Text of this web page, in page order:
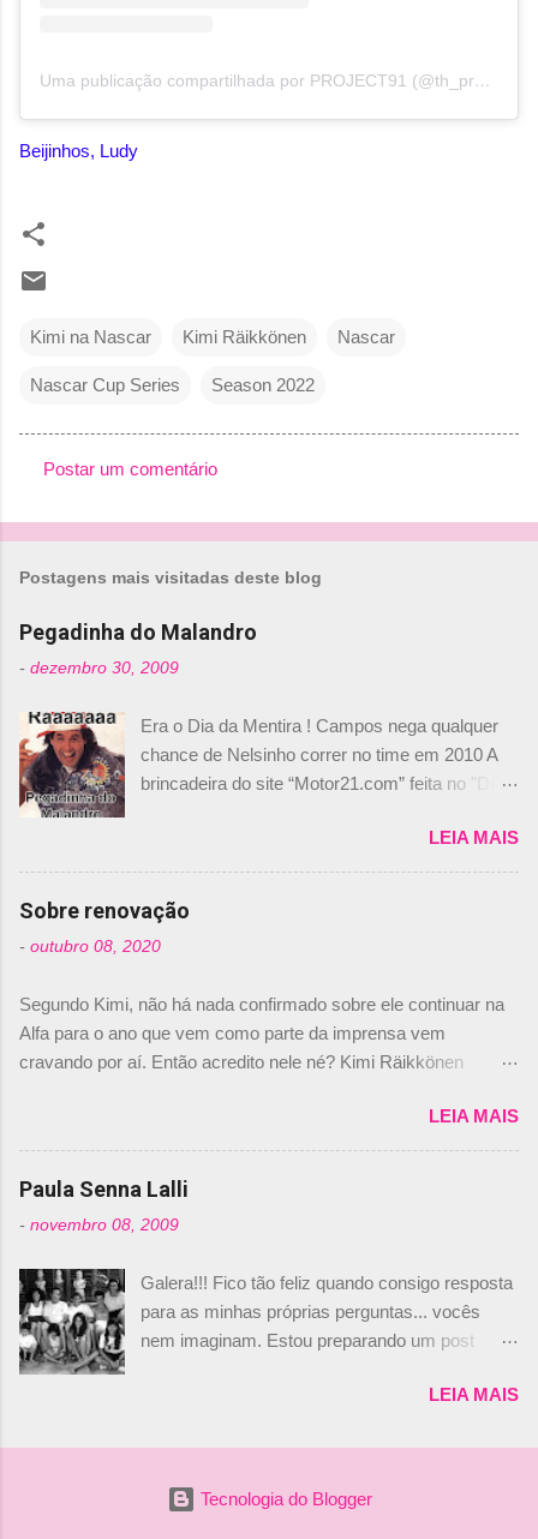
Uma publicação compartilhada por PROJECT91 (@th_project91)
Beijinhos, Ludy
Kimi na Nascar Kimi Räikkönen Nascar
Nascar Cup Series Season 2022
o
n
t
r
i
o
Postar um comentário
Postagens mais visitadas deste blog
Pegadinha do Malandro
- dezembro 30, 2009
Era o Dia da Mentira ! Campos nega qualquer
chance de Nelsinho correr no time em 2010 A
brincadeira do site “Motor21.com” feita no "Día
de abril –, afirmando que Nelson Piquet havia
comprado 15% das ações da Campos, dando,
com isso, um lugar no time a Nelsinho Piquet,
foi esclarecida de uma vez por todas por
Daniele Audetto, diretor da escuderia. O
não será o companheiro de Bruno Senna em
2010. "Na verdade, nós recebemos uma oferta
de Piquet", admitiu Audetto. “Mas depois de ter
dois brasileiros”, explicou, dizendo ainda que
não tem nada contra o filho do tricampeão
Nelson Piquet. “Ele é um bom piloto, rápido e
experiente.” Audetto disse ainda que a suposta
não corresponde à realidade. “O suposto 15%
de investimento seria menor do que aquilo que
outros pilotos podem trazer: italianos, r...
LEIA MAIS
Sobre renovação
- outubro 08, 2020
Segundo Kimi, não há nada confirmado sobre ele continuar na
Alfa para o ano que vem como parte da imprensa vem
cravando por aí. Então acredito nele né? Kimi Räikkönen
truth but I’ve never had an option in my contract so that’s
should, pretty much, tell you that it’s not true." #Kimi7 #EifelGP
#AlfaRomeoRacing pic.twitter.com/77EDVn39Ia — Kimi
Romain falando sobre o fato do Iceman estar há tantos anos na
@RGrosjean ! #EifelGP 🇩🇪 #F1
pic.twitter.com/GSAu1LWnwW — Formula 1 (@F1) October 8,
2020 Beijinhos, Ludy
LEIA MAIS
Paula Senna Lalli
- novembro 08, 2009
Galera!!! Fico tão feliz quando consigo resposta
para as minhas próprias perguntas... vocês
nem imaginam. Estou preparando um post
nunca falei sobre ela, aqui no Octeto. No meio
aqui: Na época, rendeu um burburinho, porque
legendei a foto, dizendo que a menina ao lado
LEIA MAIS
Tecnologia do Blogger